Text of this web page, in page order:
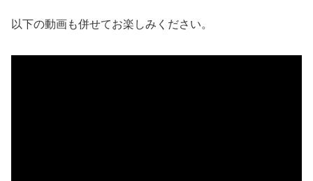
以下の動画も併せてお楽しみください。